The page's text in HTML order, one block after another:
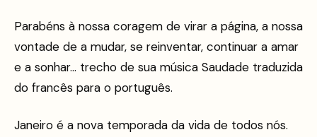
Parabéns à nossa coragem de virar a página, a nossa
vontade de a mudar, se reinventar, continuar a amar
e a sonhar… trecho de sua música Saudade traduzida
do francês para o português.
Janeiro é a nova temporada da vida de todos nós.